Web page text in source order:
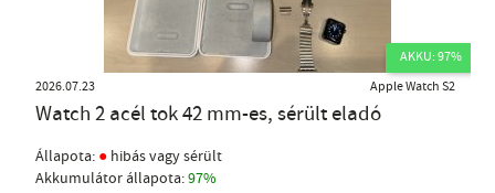
AKKU: 97%
2026.07.23
Apple Watch S2
Watch 2 acél tok 42 mm-es, sérült eladó
Állapota: ● hibás vagy sérült
Akkumulátor állapota:97%